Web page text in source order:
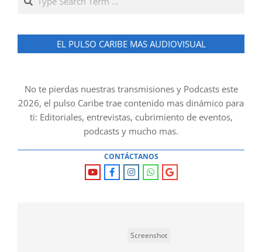
EL PULSO CARIBE MAS AUDIOVISUAL
No te pierdas nuestras transmisiones y Podcasts este
2026, el pulso Caribe trae contenido mas dinámico para
ti: Editoriales, entrevistas, cubrimiento de eventos,
podcasts y mucho mas.
CONTÁCTANOS
Screenshot